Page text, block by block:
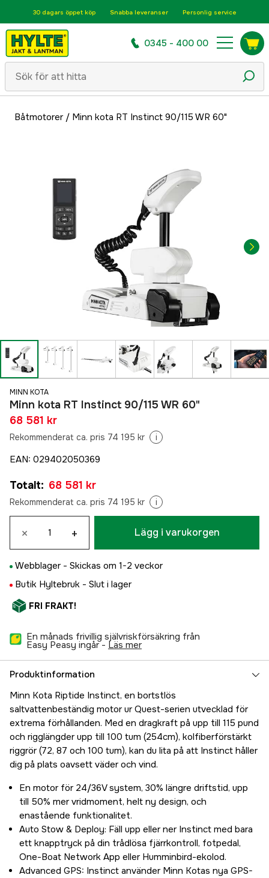
30 dagars öppet köp Snabba leveranser Personlig service
0345 - 400 00
Båtmotorer/ Minn kota RT Instinct 90/115 WR 60"
MINN KOTA
Minn kota RT Instinct 90/115 WR 60"
68 581 kr
Rekommenderat ca. pris 74 195 kr i
EAN: 029402050369
Totalt: 68 581 kr
Rekommenderat ca. pris 74 195 kr i
× + Lägg i varukorgen
Webblager - Skickas om 1-2 veckor
Butik Hyltebruk - Slut i lager
FRI FRAKT!
En månads frivillig självriskförsäkring från
Easy Peasy ingår - läs mer
Produktinformation
Minn Kota Riptide Instinct, en bortstlös
saltvattenbeständig motor ur Quest-serien utvecklad för
extrema förhållanden. Med en dragkraft på upp till 115 pund
och rigglängder upp till 100 tum (254cm), kolfiberförstärkt
riggrör (72, 87 och 100 tum), kan du lita på att Instinct håller
dig på plats oavsett väder och vind.
En motor för 24/36V system, 30% längre driftstid, upp
till 50% mer vridmoment, helt ny design, och
enastående funktionalitet.
Auto Stow & Deploy: Fäll upp eller ner Instinct med bara
ett knapptryck på din trådlösa fjärrkontroll, fotpedal,
One-Boat Network App eller Humminbird-ekolod.
Advanced GPS: Instinct använder Minn Kotas nya GPS-